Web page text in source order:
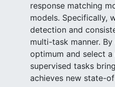
response matching
models. Specifically,
detection and
multi-task manner.
optimum and select
supervised tasks
achieves new state-